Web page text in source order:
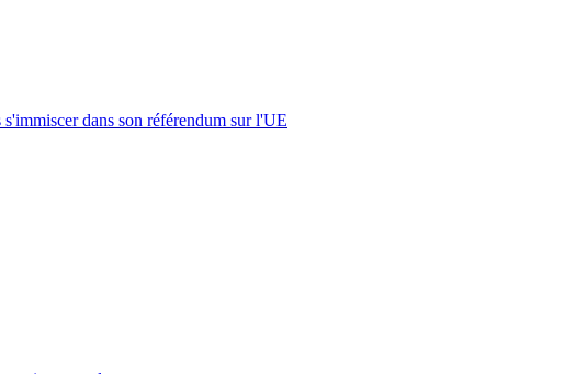
dans son référendum sur l'UE